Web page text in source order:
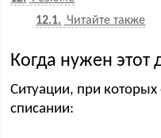
12.1
Читайте также
Когда нужен этот
Ситуации, при
списании: